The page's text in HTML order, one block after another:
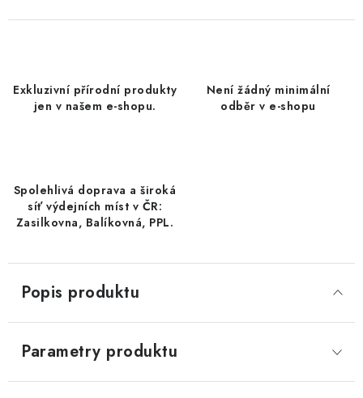
LYOFILIZOVANÉ OVOCE
KOŘENÍ / TEKUTÁ OCHUCOVADLA/OMÁČKY
SUŠENÉ OVOCE / MERUŇKY SÍŘENÉ / MERUŇKY
LYOFILIZOVANÉ OVOCE / MANGO
Exkluzivní přírodní produkty
jen v našem e-shopu.
Není žádný minimální
odběr v e-shopu
Spolehlivá doprava a široká
síť výdejních míst v ČR:
Zasilkovna, Balíkovná, PPL.
Popis produktu
Parametry produktu